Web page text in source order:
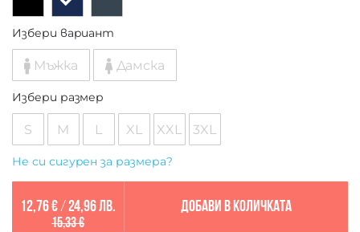
Избери вариант
Мъжка Дамска
Избери размер
S M L XL XXL 3XL
Не си сигурен за размера?
12,76 €/ 24,96 лв.
15,33 €
Добави в количката